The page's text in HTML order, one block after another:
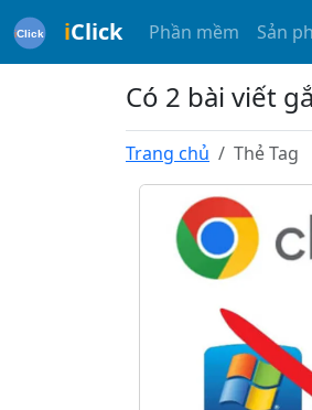
iClick Phần mềm Sản
Có 2 bài viết
Trang chủ Thẻ Tag